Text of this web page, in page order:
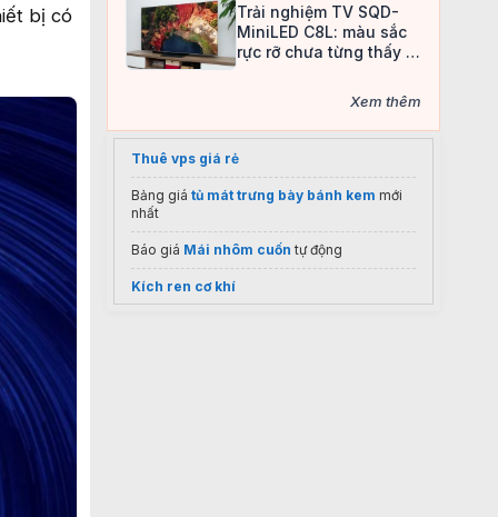
bị có
Trải nghiệm TV SQD-
MiniLED C8L: màu sắc
rực rỡ chưa từng thấy ở
Xem thêm
Thuê vps giá rẻ
Bảng giá tủ mát trưng bày bánh kem mới
nhất
Báo giá Mái nhôm cuốn tự động
Kích ren cơ khí